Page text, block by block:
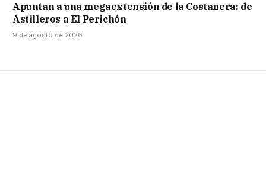
Apuntan a una megaextensión de la Costanera: de
Astilleros a El Perichón
9 de agosto de 2026